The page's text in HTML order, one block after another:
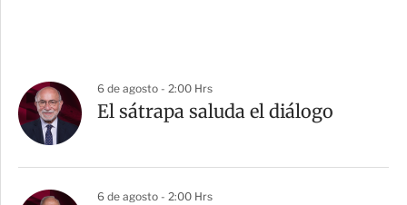
6 de agosto - 2:00 Hrs
El sátrapa saluda el diálogo
6 de agosto - 2:00 Hrs